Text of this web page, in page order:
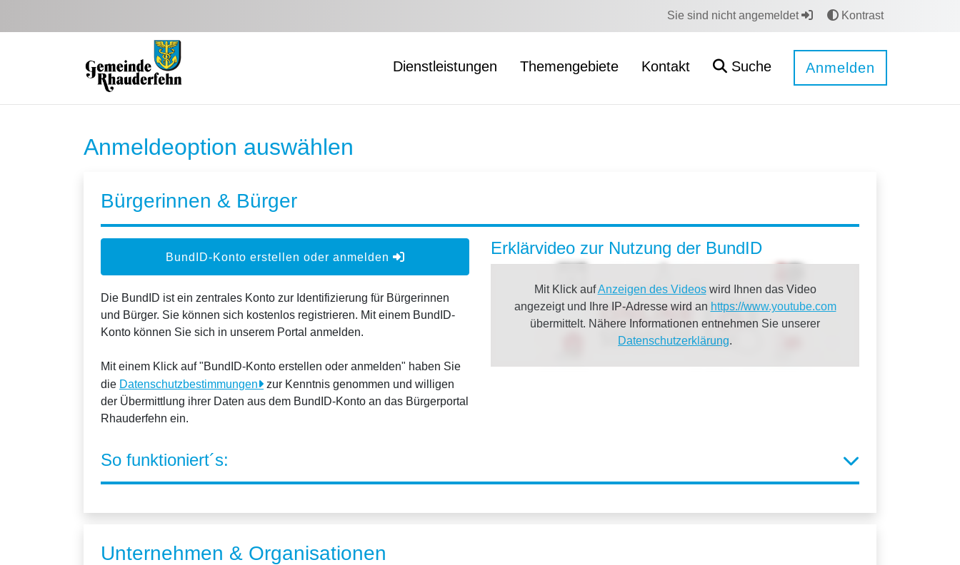
Sie sind nicht angemeldet Kontrast
Dienstleistungen Themengebiete Kontakt Suche Anmelden
Anmeldeoption auswählen
Bürgerinnen & Bürger
BundID-Konto erstellen oder anmelden
Die BundID ist ein zentrales Konto zur Identifizierung für Bürgerinnen
und Bürger. Sie können sich kostenlos registrieren. Mit einem BundID-
Konto können Sie sich in unserem Portal anmelden.
Mit einem Klick auf "BundID-Konto erstellen oder anmelden" haben Sie
die Datenschutzbestimmungen
zur Kenntnis genommen und willigen
der Übermittlung ihrer Daten aus dem BundID-Konto an das Bürgerportal
Rhauderfehn ein.
Erklärvideo zur Nutzung der BundID
Mit Klick aufAnzeigen des Videoswird Ihnen das Video
angezeigt und Ihre IP-Adresse wird an https://www.youtube.com
übermittelt. Nähere Informationen entnehmen Sie unserer
Datenschutzerklärung.
So funktioniert´s:
Unternehmen & Organisationen